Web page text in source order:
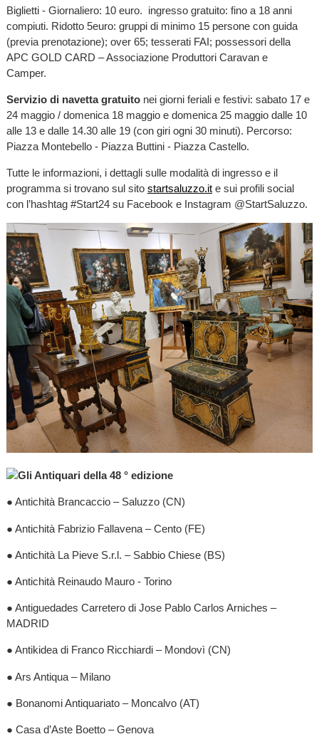
Biglietti - Giornaliero: 10 euro. ingresso gratuito: fino a 18 anni
compiuti. Ridotto 5euro: gruppi di minimo 15 persone con guida
(previa prenotazione); over 65; tesserati FAI; possessori della
APC GOLD CARD – Associazione Produttori Caravan e
Camper.
Servizio di navetta gratuito nei giorni feriali e festivi: sabato 17 e
24 maggio / domenica 18 maggio e domenica 25 maggio dalle 10
alle 13 e dalle 14.30 alle 19 (con giri ogni 30 minuti). Percorso:
Piazza Montebello - Piazza Buttini - Piazza Castello.
Tutte le informazioni, i dettagli sulle modalità di ingresso e il
programma si trovano sul sito startsaluzzo.ite sui profili social
con l’hashtag #Start24 su Facebook e Instagram @StartSaluzzo.
Gli Antiquari della 48 ° edizione
● Antichità Brancaccio – Saluzzo (CN)
● Antichità Fabrizio Fallavena – Cento (FE)
● Antichità La Pieve S.r.l. – Sabbio Chiese (BS)
● Antichità Reinaudo Mauro - Torino
● Antiguedades Carretero di Jose Pablo Carlos Arniches –
MADRID
● Antikidea di Franco Ricchiardi – Mondovì (CN)
● Ars Antiqua – Milano
● Bonanomi Antiquariato – Moncalvo (AT)
● Casa d’Aste Boetto – Genova